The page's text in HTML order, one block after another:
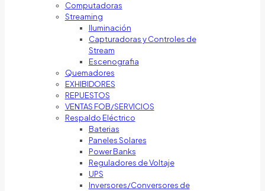
Computadoras
Streaming
Iluminación
Capturadoras y Controles de
Stream
Escenografia
Quemadores
EXHIBIDORES
REPUESTOS
VENTAS FOB/SERVICIOS
Respaldo Eléctrico
Baterias
Paneles Solares
Power Banks
Reguladores de Voltaje
UPS
Inversores/Conversores de